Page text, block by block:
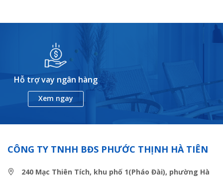
Hỗ trợ vay ngân hàng
Xem ngay
CÔNG TY TNHH BĐS PHƯỚC THỊNH HÀ TIÊN
240 Mạc Thiên Tích, khu phố 1(Pháo Đài), phường Hà